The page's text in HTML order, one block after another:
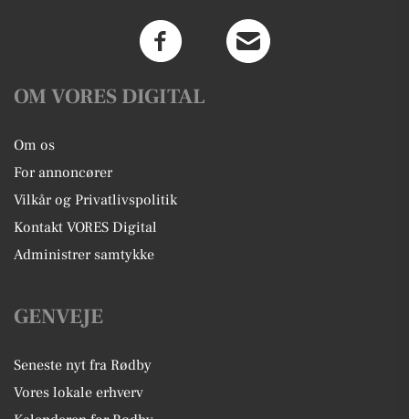
OM VORES DIGITAL
Om os
For annoncører
Vilkår og Privatlivspolitik
Kontakt VORES Digital
Administrer samtykke
GENVEJE
Seneste nyt fra Rødby
Vores lokale erhverv